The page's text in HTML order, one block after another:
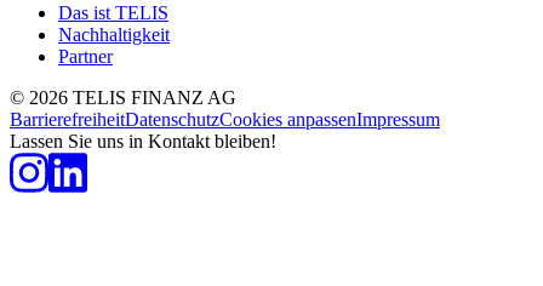
Das ist TELIS
Nachhaltigkeit
Partner
© 2026 TELIS FINANZ AG
BarrierefreiheitDatenschutzCookies anpassenImpressum
Lassen Sie uns in Kontakt bleiben!